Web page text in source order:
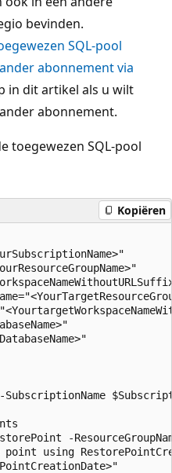
bevinden.
SQL-pool
abonnement via
in dit artikel als u wilt
abonnement.
toegewezen SQL-pool
Kopiëren
-
using